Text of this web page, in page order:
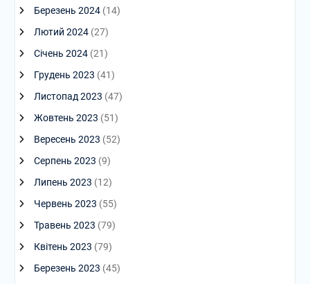
Березень 2024(14)
Лютий 2024(27)
Січень 2024(21)
Грудень 2023 (41)
Листопад 2023 (47)
Жовтень 2023 (51)
Вересень 2023 (52)
Серпень 2023 (9)
Липень 2023 (12)
Червень 2023 (55)
Травень 2023 (79)
Квітень 2023 (79)
Березень 2023 (45)